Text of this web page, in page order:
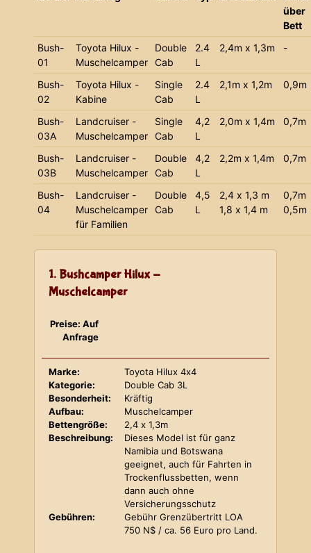
über
Bett
Bush-
01
Toyota Hilux -
Muschelcamper
Double
Cab
2.4
L
2,4m x 1,3m -
Bush-
02
Toyota Hilux -
Kabine
Single
Cab
2.4
L
2,1m x 1,2m 0,9m
Bush-
03A
Landcruiser -
Muschelcamper
Single
Cab
4,2
L
2,0m x 1,4m 0,7m
Bush-
03B
Landcruiser -
Muschelcamper
Double
Cab
4,2
L
2,2m x 1,4m 0,7m
Bush-
04
Landcruiser -
Muschelcamper
für Familien
Double
Cab
4,5
L
2,4 x 1,3 m
1,8 x 1,4 m
0,7m
0,5m
1. Bushcamper Hilux -
Muschelcamper
Preise: Auf
Anfrage
Marke:
Toyota Hilux 4x4
Kategorie:
Double Cab 3L
Besonderheit:
Kräftig
Aufbau:
Muschelcamper
Bettengröße:
2,4 x 1,3m
Beschreibung:
Dieses Model ist für ganz
Namibia und Botswana
geeignet, auch für Fahrten in
Trockenflussbetten, wenn
dann auch ohne
Versicherungsschutz
Gebühren:
Gebühr Grenzübertritt LOA
750 N$ / ca. 56 Euro pro Land.